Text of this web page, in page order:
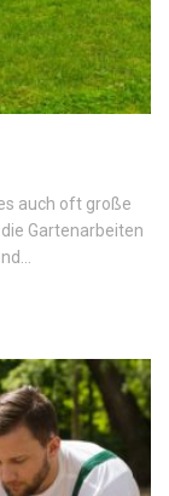
auch oft große
Gartenarbeiten